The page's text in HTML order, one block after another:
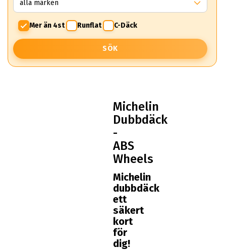
Mer än 4st Runflat C-Däck
SÖK
Michelin
Dubbdäck
-
ABS
Wheels
Michelin
dubbdäck
ett
säkert
kort
för
dig!